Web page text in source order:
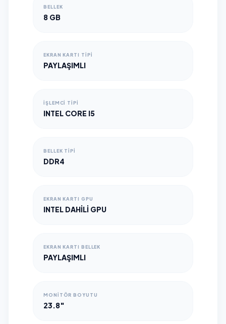
BELLEK
8 GB
EKRAN KARTI TIPI
PAYLAŞIMLI
İŞLEMCI TIPI
INTEL CORE I5
BELLEK TIPI
DDR4
EKRAN KARTI GPU
INTEL DAHILI GPU
EKRAN KARTI BELLEK
PAYLAŞIMLI
MONITÖR BOYUTU
23.8"